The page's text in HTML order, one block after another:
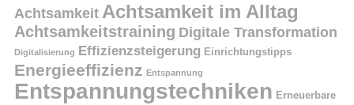
Achtsamkeit Achtsamkeit im Alltag
Achtsamkeitstraining Digitale Transformation
Digitalisierung Effizienzsteigerung Einrichtungstipps
Energieeffizienz Entspannung
Entspannungstechniken Erneuerbare